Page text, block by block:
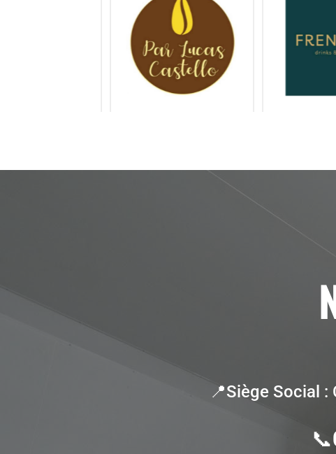
📍Siège Social :
📞